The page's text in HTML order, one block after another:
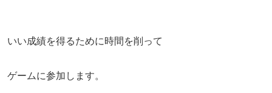
いい成績を得るために時間を削って
ゲームに参加します。